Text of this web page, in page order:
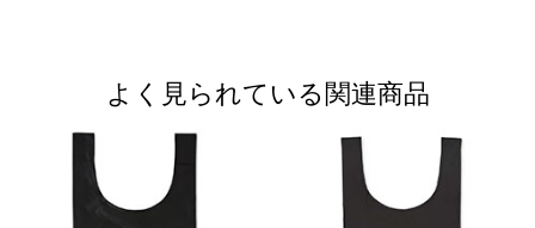
よく見られている関連商品